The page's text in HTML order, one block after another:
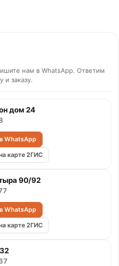
нам в WhatsApp. Ответим
и заказу.
дом 24
WhatsApp
карте 2ГИС
90/92
WhatsApp
карте 2ГИС